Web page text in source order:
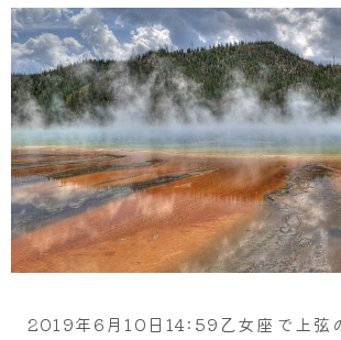
2019年6月10日14:59乙女座で上弦